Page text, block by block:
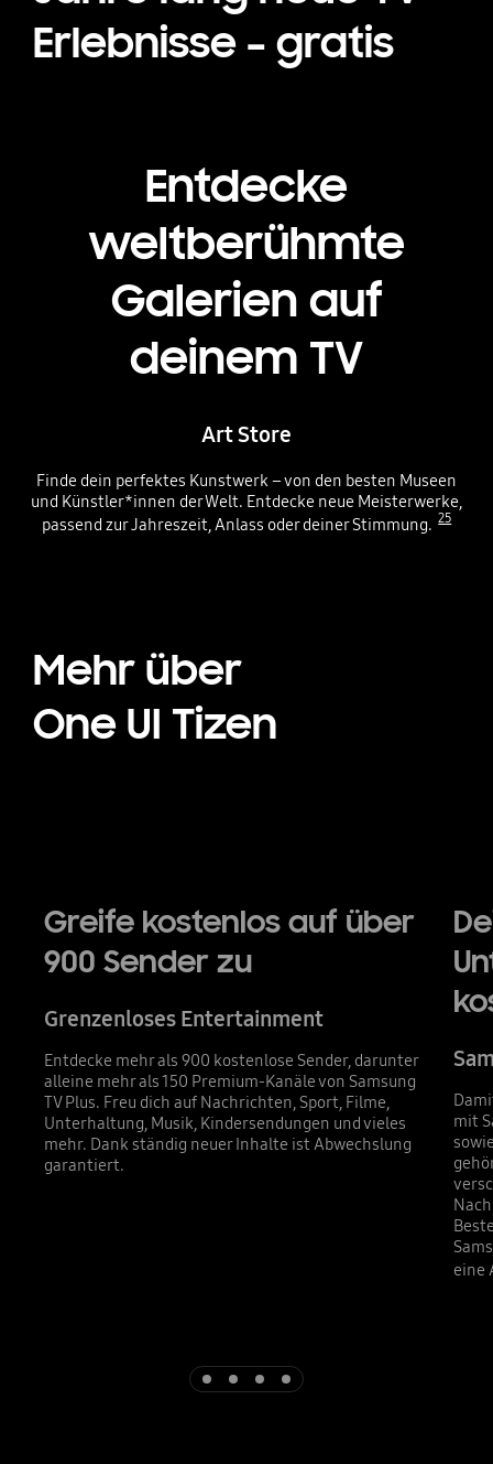
Erlebnisse – gratis
Entdecke
weltberühmte
Galerien auf
deinem TV
Art Store
Finde dein perfektes Kunstwerk – von den besten Museen
und Künstler*innen der Welt. Entdecke neue Meisterwerke,
passend zur Jahreszeit, Anlass oder deiner Stimmung. 25
Mehr über
One UI Tizen
Greife kostenlos auf über
900 Sender zu
Grenzenloses Entertainment
Entdecke mehr als 900 kostenlose Sender, darunter
alleine mehr als 150 Premium-Kanäle von Samsung
TV Plus. Freu dich auf Nachrichten, Sport, Filme,
Unterhaltung, Musik, Kindersendungen und vieles
mehr. Dank ständig neuer Inhalte ist Abwechslung
garantiert.
mit
eine